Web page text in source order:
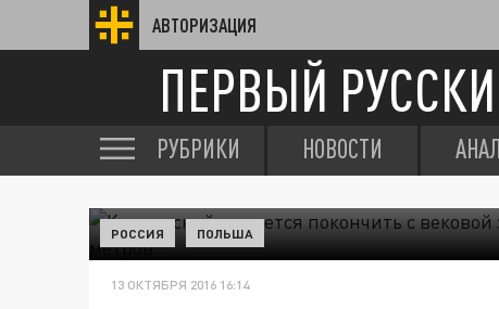
АВТОРИЗАЦИЯ
ПЕРВЫЙ
РУБРИКИ НОВОСТИ
РОССИЯ ПОЛЬША
13 ОКТЯБРЯ 2016 16:14